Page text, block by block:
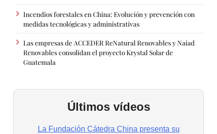
Incendios forestales en China: Evolución y prevención con
medidas tecnológicas y administrativas
Las empresas de ACCEDER ReNatural Renovables y Naiad
Renovables consolidan el proyecto Krystal Solar de
Guatemala
Últimos vídeos
La Fundación Cátedra China presenta su